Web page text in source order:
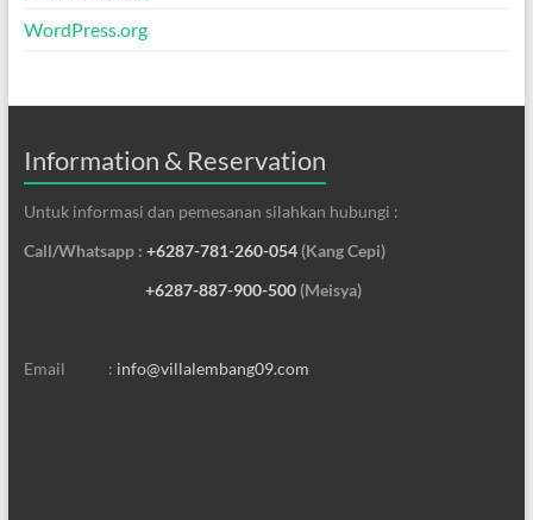
WordPress.org
Information & Reservation
Untuk informasi dan pemesanan silahkan hubungi :
Call/Whatsapp : +6287-781-260-054(Kang Cepi)
+6287-887-900-500(Meisya)
Email : info@villalembang09.com